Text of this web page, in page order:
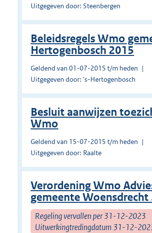
Uitgegeven door: Steenbergen
Beleidsregels Wmo
Hertogenbosch 2015
Geldend van 01-07-2015 t/m heden
Uitgegeven door: 's-Hertogenbosch
Besluit aanwijzen
Wmo
Geldend van 15-07-2015 t/m heden
Uitgegeven door: Raalte
Verordening Wmo
gemeente Woensdrecht
Regeling vervallen per 31-12-2023
Uitwerkingtredingdatum 31-12-